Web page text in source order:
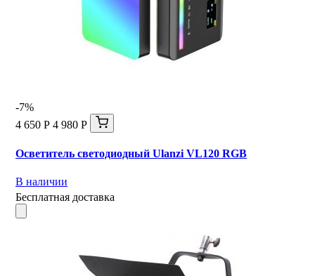
-7%
4 650 Р 4 980 Р
Осветитель светодиодный Ulanzi VL120 RGB
В наличии
Бесплатная доставка